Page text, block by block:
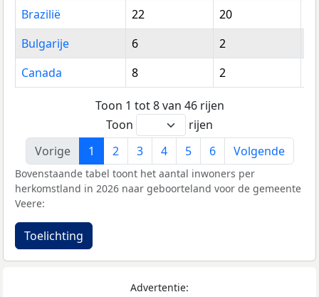
Brazilië 22 20
Bulgarije
6 2
Canada
8 2
Toon 1 tot 8 van 46 rijen
Toon
rijen
Vorige
1 2 3 4 5 6 Volgende
Bovenstaande tabel toont het aantal inwoners per
herkomstland in 2026 naar geboorteland voor de gemeente
Veere:
Toelichting
Advertentie: